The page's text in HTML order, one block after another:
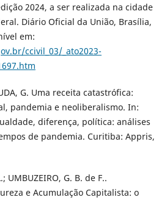
2024, a ser realizada na cidade
Diário Oficial da União, Brasília,
em:
ccivil_03/_ato2023-
G. Uma receita catastrófica:
pandemia e neoliberalismo. In:
diferença, política: análises
de pandemia. Curitiba: Appris,
UMBUZEIRO, G. B. de F..
e Acumulação Capitalista: o